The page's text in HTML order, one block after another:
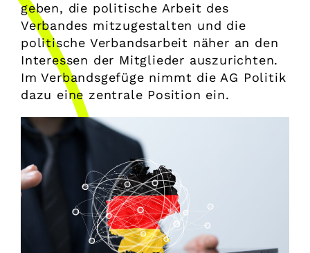
geben, die politische Arbeit des
Verbandes mitzugestalten und die
politische Verbandsarbeit näher an den
Interessen der Mitglieder auszurichten.
Im Verbandsgefüge nimmt die AG Politik
dazu eine zentrale Position ein.